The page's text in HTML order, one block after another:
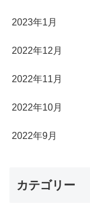
2023年1月
2022年12月
2022年11月
2022年10月
2022年9月
カテゴリー